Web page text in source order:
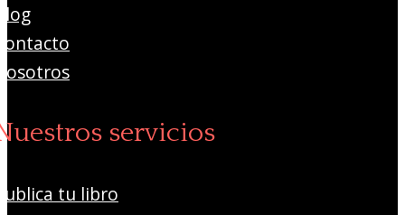
servicios
tu libro